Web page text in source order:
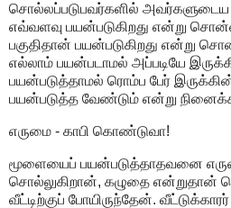
சொல்லப்படுபவர்களில் அவர்களுடைய
எவ்வளவு பயன்படுகிறது என்று
பகுதிதான் பயன்படுகிறது என்று
எல்லாம் பயன்படாமல் அப்படியே
பயன்படுத்தாமல் ரொம்ப பேர்
பயன்படுத்த வேண்டும் என்று
எருமை - காபி கொண்டுவா!
மூளையைப் பயன்படுத்தாதவனை
சொல்லுகிறான், கழுதை என்றுதான்
வீட்டிற்குப் போயிருந்தேன். வீட்டுக்காரர்